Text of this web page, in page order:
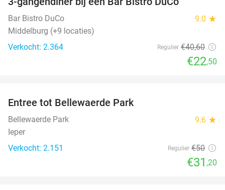
Bar Bistro DuCo 9.0 star
Middelburg (+9 locaties)
Verkocht: 2.364
Regulier €40,60
€22,50
Entree tot Bellewaerde Park
Bellewaerde Park 9.6 star
Ieper
Verkocht: 2.151
Regulier €50
€31 ,20